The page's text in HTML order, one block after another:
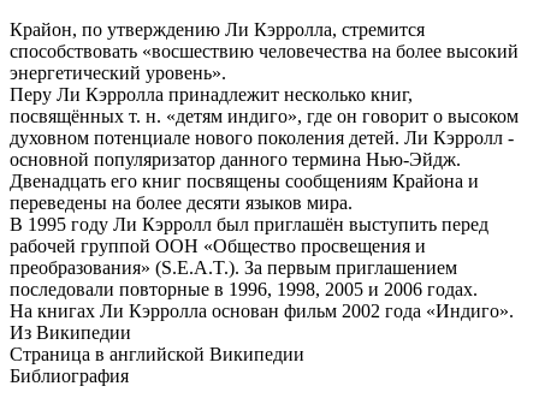
Крайон, по утверждению Ли Кэрролла, стремится
способствовать «восшествию человечества на более высокий
энергетический уровень».
Перу Ли Кэрролла принадлежит несколько книг,
посвящённых т. н. «детям индиго», где он говорит о высоком
духовном потенциале нового поколения детей. Ли Кэрролл -
основной популяризатор данного термина Нью-Эйдж.
Двенадцать его книг посвящены сообщениям Крайона и
переведены на более десяти языков мира.
В 1995 году Ли Кэрролл был приглашён выступить перед
рабочей группой ООН «Общество просвещения и
преобразования» (S.E.A.T.). За первым приглашением
последовали повторные в 1996, 1998, 2005 и 2006 годах.
На книгах Ли Кэрролла основан фильм 2002 года «Индиго».
Из Википедии
Страница в английской Википедии
Библиография